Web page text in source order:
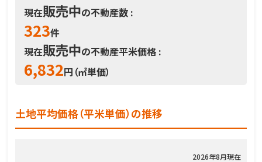
現在販売中の不動産数 :
323件
現在販売中の不動産平米価格 :
6,832円（㎡単価）
土地平均価格（平米単価）の推移
2026年8月現在